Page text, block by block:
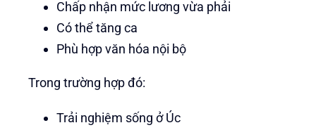
Chấp nhận mức lương vừa phải
Có thể tăng ca
Phù hợp văn hóa nội bộ
Trong trường hợp đó:
Trải nghiệm sống ở Úc